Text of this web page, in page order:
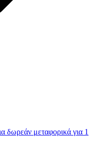
δωρεάν μεταφορικά για 1